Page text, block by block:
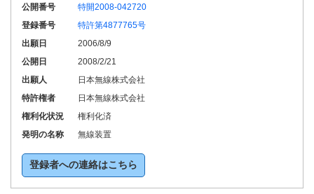
公開番号
特開2008-042720
登録番号
特許第4877765号
出願日
2006/8/9
公開日
2008/2/21
出願人
日本無線株式会社
特許権者
日本無線株式会社
権利化状況
権利化済
発明の名称
無線装置
登録者への連絡はこちら